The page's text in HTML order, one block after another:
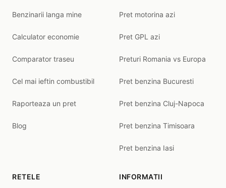
Benzinarii langa mine
Calculator economie
Comparator traseu
Cel mai ieftin combustibil
Raporteaza un pret
Blog
Pret motorina azi
Pret GPL azi
Preturi Romania vs Europa
Pret benzina Bucuresti
Pret benzina Cluj-Napoca
Pret benzina Timisoara
Pret benzina Iasi
RETELE INFORMATII